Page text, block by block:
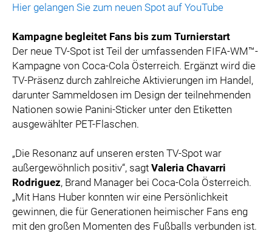
Hier gelangen Sie zum neuen Spot auf YouTube
Kampagne begleitet Fans bis zum Turnierstart
Der neue TV-Spot ist Teil der umfassenden FIFA-WM™-
Kampagne von Coca-Cola Österreich. Ergänzt wird die
TV-Präsenz durch zahlreiche Aktivierungen im Handel,
darunter Sammeldosen im Design der teilnehmenden
Nationen sowie Panini-Sticker unter den Etiketten
ausgewählter PET-Flaschen.
„Die Resonanz auf unseren ersten TV-Spot war
außergewöhnlich positiv“, sagt Valeria Chavarri
Rodriguez, Brand Manager bei Coca-Cola Österreich.
„Mit Hans Huber konnten wir eine Persönlichkeit
gewinnen, die für Generationen heimischer Fans eng
mit den großen Momenten des Fußballs verbunden ist.